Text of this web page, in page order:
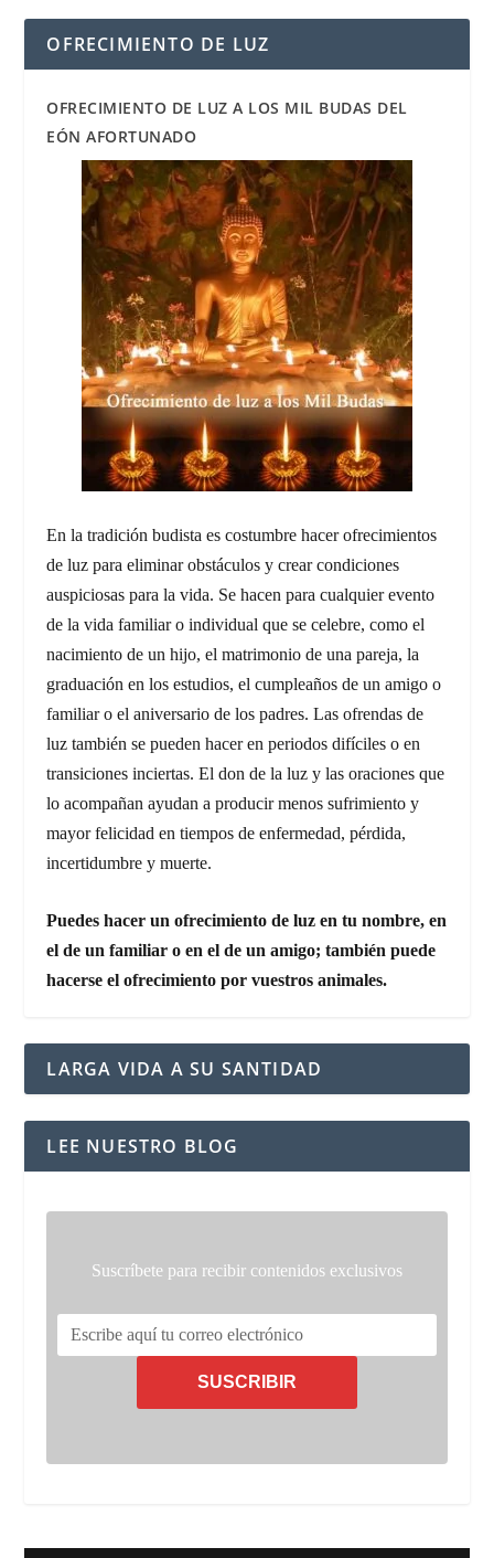
OFRECIMIENTO DE LUZ
OFRECIMIENTO DE LUZ A LOS MIL BUDAS DEL
EÓN AFORTUNADO
En la tradición budista es costumbre hacer ofrecimientos
de luz para eliminar obstáculos y crear condiciones
auspiciosas para la vida. Se hacen para cualquier evento
de la vida familiar o individual que se celebre, como el
nacimiento de un hijo, el matrimonio de una pareja, la
graduación en los estudios, el cumpleaños de un amigo o
familiar o el aniversario de los padres. Las ofrendas de
luz también se pueden hacer en periodos difíciles o en
transiciones inciertas. El don de la luz y las oraciones que
lo acompañan ayudan a producir menos sufrimiento y
mayor felicidad en tiempos de enfermedad, pérdida,
incertidumbre y muerte.
Puedes hacer un ofrecimiento de luz en tu nombre, en
el de un familiar o en el de un amigo; también puede
hacerse el ofrecimiento por vuestros animales.
LARGA VIDA A SU SANTIDAD
LEE NUESTRO BLOG
Suscríbete para recibir contenidos exclusivos